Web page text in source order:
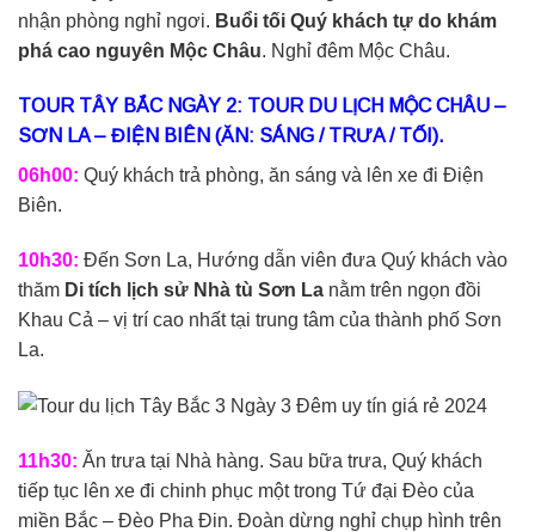
nhận phòng nghỉ ngơi. Buổi tối Quý khách tự do khám
phá cao nguyên Mộc Châu. Nghỉ đêm Mộc Châu.
TOUR TÂY BẮC NGÀY 2: TOUR DU LỊCH MỘC CHÂU –
SƠN LA – ĐIỆN BIÊN (ĂN: SÁNG / TRƯA / TỐI).
06h00: Quý khách trả phòng, ăn sáng và lên xe đi Điện
Biên.
10h30: Đến Sơn La, Hướng dẫn viên đưa Quý khách vào
thăm Di tích lịch sử Nhà tù Sơn La nằm trên ngọn đồi
Khau Cả – vị trí cao nhất tại trung tâm của thành phố Sơn
La.
11h30: Ăn trưa tại Nhà hàng. Sau bữa trưa, Quý khách
tiếp tục lên xe đi chinh phục một trong Tứ đại Đèo của
miền Bắc – Đèo Pha Đin. Đoàn dừng nghỉ chụp hình trên